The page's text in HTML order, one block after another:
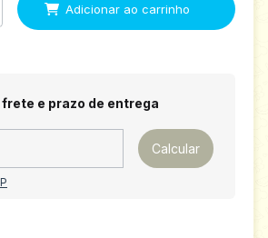
Alterar CEP
e prazo de entrega
Calcular